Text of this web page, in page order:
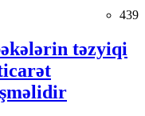
439
təzyiqi